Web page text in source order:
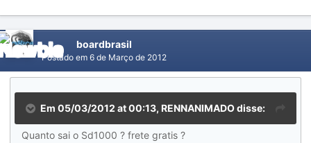
boardbrasil
Postado em 6 de Março de 2012
Em 05/03/2012 at 00:13, RENNANIMADO disse:
Quanto sai o Sd1000 ? frete gratis ?